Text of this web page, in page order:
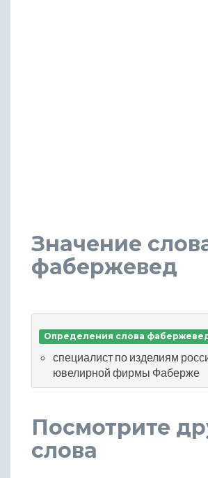
Значение
фабержевед
Определения слова
специалист по изделиям
ювелирной фирмы Фаберже
Посмотрите
слова